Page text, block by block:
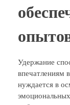
Удержание
впечатлениям
нуждается в